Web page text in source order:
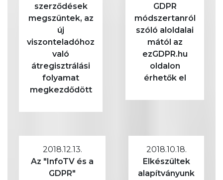
szerződések
megszüntek, az
új
viszonteladóhoz
való
átregisztrálási
folyamat
megkezdődött
GDPR
módszertanról
szóló aloldalai
mától az
ezGDPR.hu
oldalon
érhetők el
2018.12.13.
Az "InfoTV és a
GDPR"
2018.10.18.
Elkészültek
alapítványunk